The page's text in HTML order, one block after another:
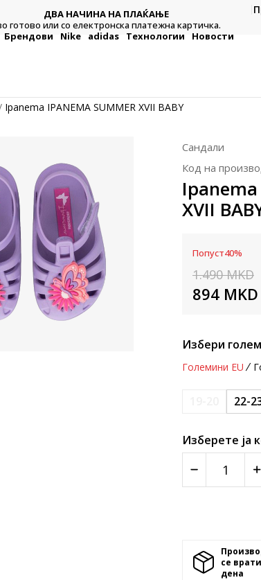
ДВА НАЧИНА НА ПЛАЌАЊЕ
готово или со електронска платежна картичка.
Брендови Nike adidas Технологии Новости
Ipanema IPANEMA SUMMER XVII BABY
Сандали
Код на
Ipanema
XVII
Попуст40%
1.490 MKD
894 MKD
Избери
Големини EU
22-
Изберете ја
се
денa